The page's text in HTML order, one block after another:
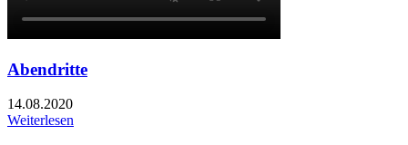
Abendritte
14.08.2020
Weiterlesen